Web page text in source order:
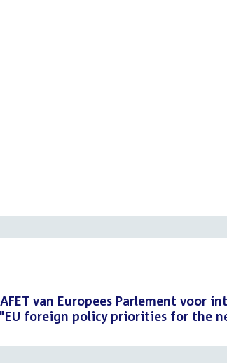
van Europees Parlement voor
foreign policy priorities for the